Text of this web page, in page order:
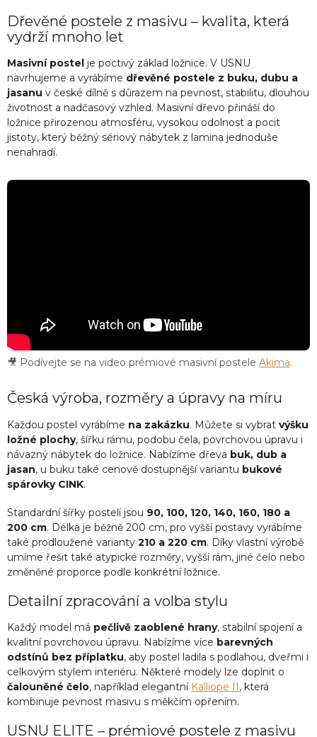
l
á
a
c
í
p
r
v
k
ý
Dřevěné postele z masivu – kvalita, která
vydrží mnoho let
Masivní postel je poctivý základ ložnice. V USNU
navrhujeme a vyrábíme dřevěné postele z buku, dubu a
jasanu v české dílně s důrazem na pevnost, stabilitu, dlouhou
životnost a nadčasový vzhled. Masivní dřevo přináší do
ložnice přirozenou atmosféru, vysokou odolnost a pocit
jistoty, který běžný sériový nábytek z lamina jednoduše
nenahradí.
🎥 Podívejte se na video prémiové masivní postele Akima.
Česká výroba, rozměry a úpravy na míru
Každou postel vyrábíme na zakázku. Můžete si vybrat výšku
ložné plochy, šířku rámu, podobu čela, povrchovou úpravu i
návazný nábytek do ložnice. Nabízíme dřeva buk, dub a
jasan, u buku také cenově dostupnější variantu bukové
spárovky CINK.
Standardní šířky postelí jsou 90, 100, 120, 140, 160, 180 a
200 cm. Délka je běžně 200 cm, pro vyšší postavy vyrábíme
také prodloužené varianty 210 a 220 cm. Díky vlastní výrobě
umíme řešit také atypické rozměry, vyšší rám, jiné čelo nebo
změněné proporce podle konkrétní ložnice.
Detailní zpracování a volba stylu
Každý model má pečlivě zaoblené hrany, stabilní spojení a
kvalitní povrchovou úpravu. Nabízíme více barevných
odstínů bez příplatku, aby postel ladila s podlahou, dveřmi i
celkovým stylem interiéru. Některé modely lze doplnit o
čalouněné čelo, například elegantní Kalliope II, která
kombinuje pevnost masivu s měkčím opřením.
USNU ELITE – prémiové postele z masivu